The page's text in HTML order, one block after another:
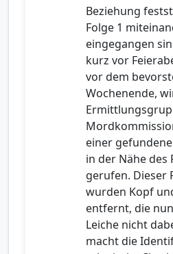
Beziehung
Folge 1
eingegangen
kurz vor
vor dem
Wochenende,
einer
in der Nähe des
gerufen. Dieser
wurden Kopf
entfernt, die
Leiche nicht
macht die